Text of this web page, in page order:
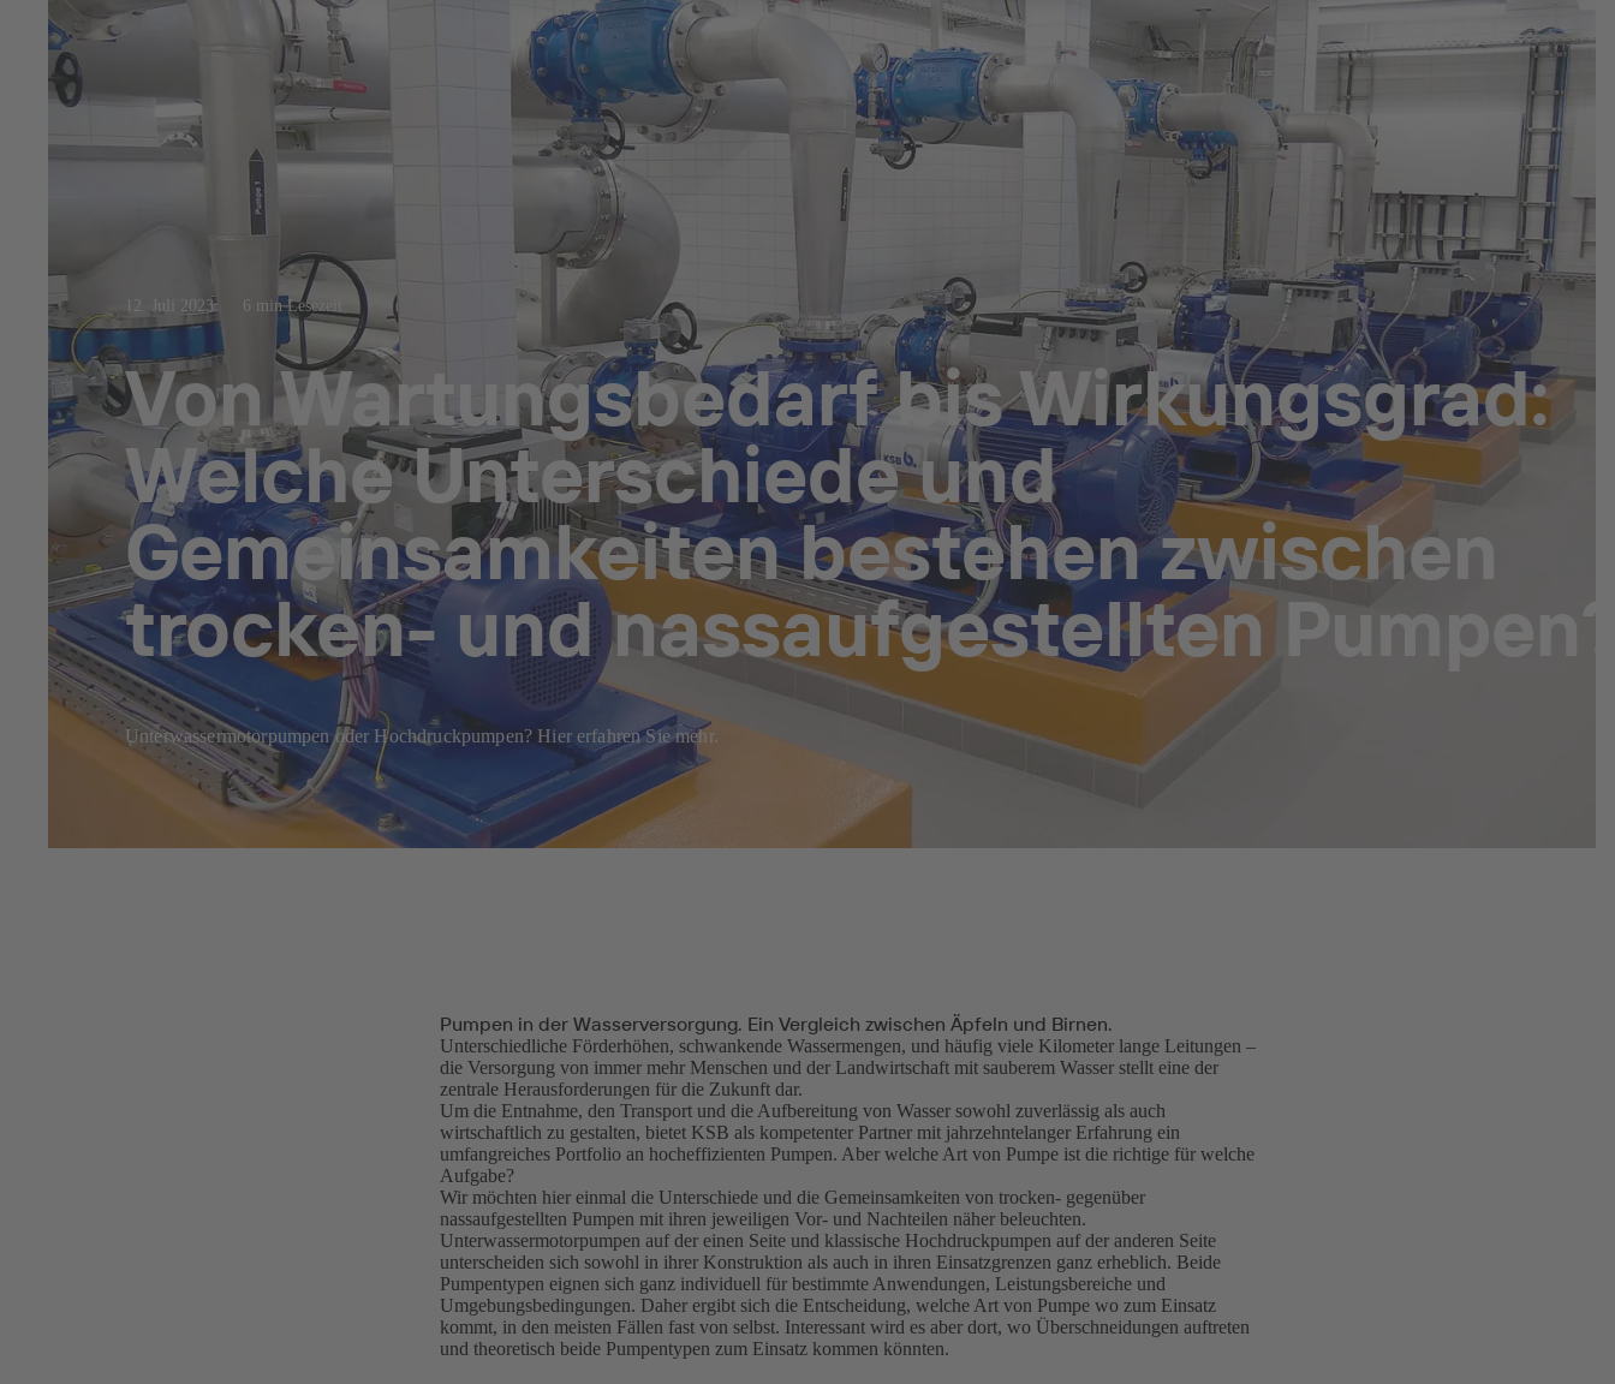
12. Juli 2023 6 min Lesezeit
Von Wartungsbedarf bis Wirkungsgrad:
Welche Unterschiede und
Gemeinsamkeiten bestehen zwischen
trocken- und nassaufgestellten
Unterwassermotorpumpen oder Hochdruckpumpen? Hier erfahren Sie mehr.
Pumpen in der Wasserversorgung. Ein Vergleich zwischen Äpfeln und Birnen.
Unterschiedliche Förderhöhen, schwankende Wassermengen, und häufig viele Kilometer lange Leitungen –
die Versorgung von immer mehr Menschen und der Landwirtschaft mit sauberem Wasser stellt eine der
zentrale Herausforderungen für die Zukunft dar.
Um die Entnahme, den Transport und die Aufbereitung von Wasser sowohl zuverlässig als auch
wirtschaftlich zu gestalten, bietet KSB als kompetenter Partner mit jahrzehntelanger Erfahrung ein
umfangreiches Portfolio an hocheffizienten Pumpen. Aber welche Art von Pumpe ist die richtige für welche
Aufgabe?
Wir möchten hier einmal die Unterschiede und die Gemeinsamkeiten von trocken- gegenüber
nassaufgestellten Pumpen mit ihren jeweiligen Vor- und Nachteilen näher beleuchten.
Unterwassermotorpumpen auf der einen Seite und klassische Hochdruckpumpen auf der anderen Seite
unterscheiden sich sowohl in ihrer Konstruktion als auch in ihren Einsatzgrenzen ganz erheblich. Beide
Pumpentypen eignen sich ganz individuell für bestimmte Anwendungen, Leistungsbereiche und
Umgebungsbedingungen. Daher ergibt sich die Entscheidung, welche Art von Pumpe wo zum Einsatz
kommt, in den meisten Fällen fast von selbst. Interessant wird es aber dort, wo Überschneidungen auftreten
und theoretisch beide Pumpentypen zum Einsatz kommen könnten.